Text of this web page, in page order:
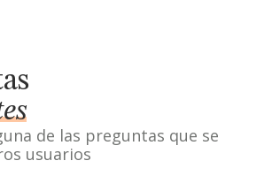
de las preguntas que se
usuarios